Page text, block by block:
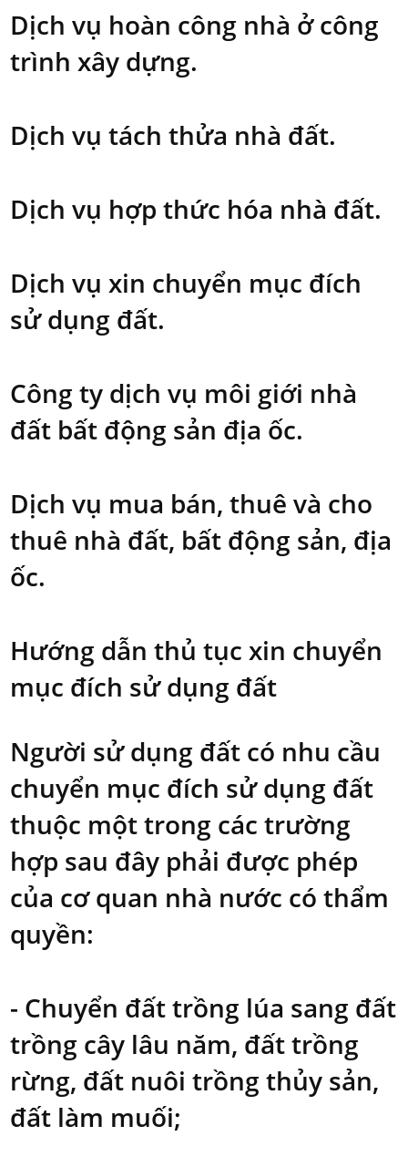
Dịch vụ hoàn công nhà ở công
trình xây dựng.
Dịch vụ tách thửa nhà đất.
Dịch vụ hợp thức hóa nhà đất.
Dịch vụ xin chuyển mục đích
sử dụng đất.
Công ty dịch vụ môi giới nhà
đất bất động sản địa ốc.
Dịch vụ mua bán, thuê và cho
thuê nhà đất, bất động sản, địa
ốc.
Hướng dẫn thủ tục xin chuyển
mục đích sử dụng đất
Người sử dụng đất có nhu cầu
chuyển mục đích sử dụng đất
thuộc một trong các trường
hợp sau đây phải được phép
của cơ quan nhà nước có thẩm
quyền:
- Chuyển đất trồng lúa sang đất
trồng cây lâu năm, đất trồng
rừng, đất nuôi trồng thủy sản,
đất làm muối;